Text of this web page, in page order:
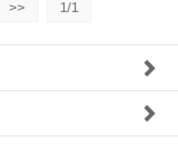
>> 1/1